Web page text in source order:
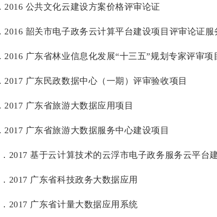
2016 公共文化云建设方案价格评审论证
2016 韶关市电子政务云计算平台建设项目评审论证服
2016 广东省林业信息化发展“十三五”规划专家评审项
2017 广东民政数据中心（一期）评审验收项目
2017 广东省旅游大数据应用项目
2017 广东省旅游大数据服务中心建设项目
2017 基于云计算技术的云浮市电子政务服务云平台
2017 广东省科技政务大数据应用
2017 广东省计量大数据应用系统